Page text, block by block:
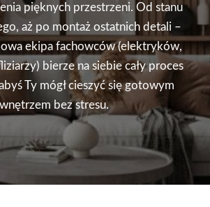
pięknych przestrzeni. Od stanu
aż po montaż ostatnich detali –
ekipa fachowców (elektryków,
bierze na siebie cały proces
Ty mógł cieszyć się gotowym
wnętrzem bez stresu.